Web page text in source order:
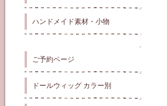
ハンドメイド素材・小物
ご予約ページ
ドールウィッグ カラー別